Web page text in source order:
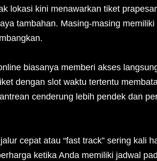
lokasi kini menawarkan tiket
tambahan. Masing-masing
biasanya memberi akses
dengan slot waktu tertentu
cenderung lebih pendek dan
cepat atau “fast track” sering kali
ketika Anda memiliki jadwal